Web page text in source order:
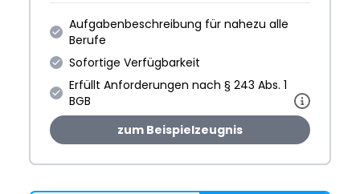
Aufgabenbeschreibung für nahezu alle
Berufe
Sofortige Verfügbarkeit
Erfüllt Anforderungen nach § 243 Abs. 1
BGB
zum Beispielzeugnis